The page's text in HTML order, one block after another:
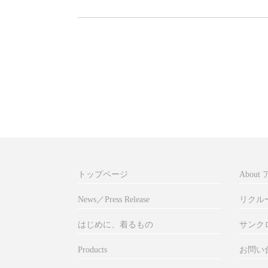
トップページ
News／Press Release
はじめに、着るもの
Products
About
リクル
サンク
お問い